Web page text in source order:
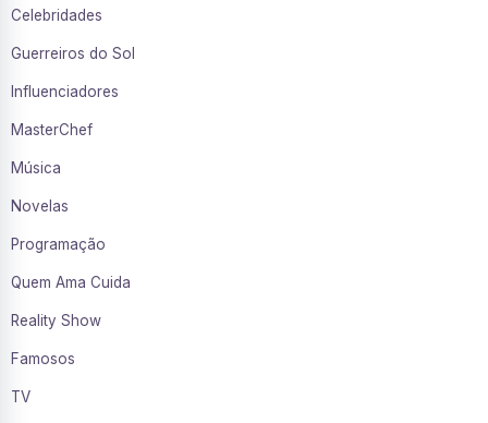
Celebridades
Guerreiros do Sol
Influenciadores
MasterChef
Música
Novelas
Programação
Quem Ama Cuida
Reality Show
Famosos
TV